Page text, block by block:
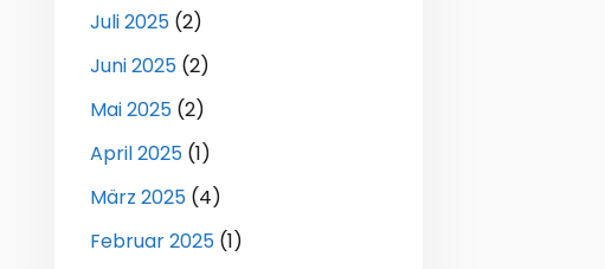
Juli 2025 (2)
Juni 2025 (2)
Mai 2025 (2)
April 2025 (1)
März 2025 (4)
Februar 2025 (1)